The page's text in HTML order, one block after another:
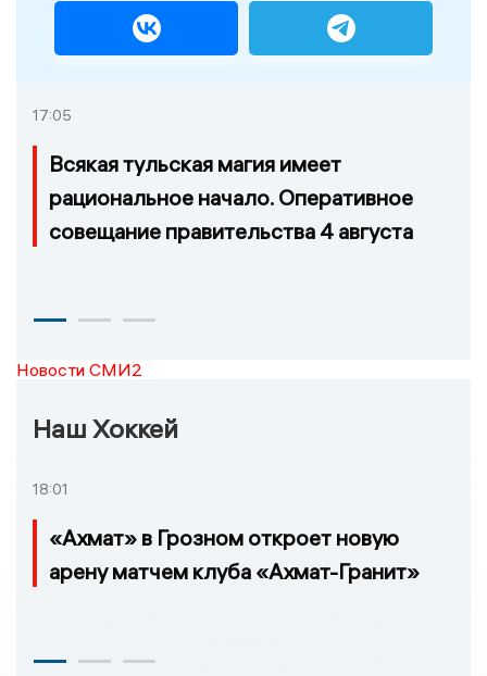
17:05
Всякая тульская магия имеет
рациональное начало. Оперативное
совещание правительства 4 августа
Новости СМИ2
Наш Хоккей
18:01
«Ахмат» в Грозном откроет новую
арену матчем клуба «Ахмат-Гранит»